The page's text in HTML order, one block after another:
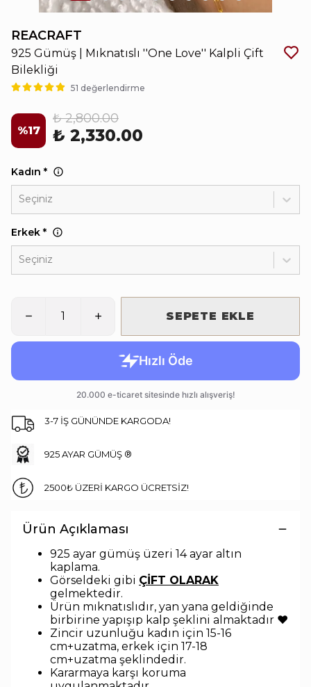
REACRAFT
925 Gümüş | Mıknatıslı ''One Love'' Kalpli Çift
Bilekliği
51 değerlendirme
%17
₺ 2,800.00
₺ 2,330.00
Kadın *
Seçiniz
Erkek *
Seçiniz
SEPETE EKLE
3-7 İŞ GÜNÜNDE KARGODA!
925 AYAR GÜMÜŞ ®
2500₺ ÜZERİ KARGO ÜCRETSİZ!
Ürün Açıklaması
925 ayar gümüş üzeri 14 ayar altın
kaplama.
Görseldeki gibi ÇİFT OLARAK
gelmektedir.
Ürün mıknatıslıdır, yan yana geldiğinde
birbirine yapışıp kalp şeklini almaktadır ♥
Zincir uzunluğu kadın için 15-16
cm+uzatma, erkek için 17-18
cm+uzatma şeklindedir.
Kararmaya karşı koruma